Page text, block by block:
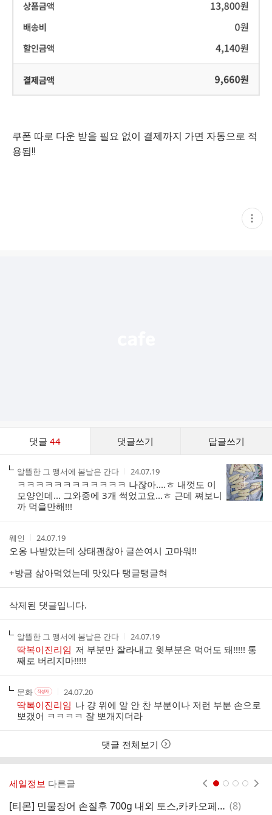
쿠폰 따로 다운 받을 필요 없이 결제까지 가면 자동으로 적
용됨!!
현
재
댓글44 댓글쓰기 답글쓰기
작
성
자
알뜰한 그 맹서에 봄날은 간다
작
성
시
간
24.07.19
ㅋㅋㅋㅋㅋㅋㅋㅋㅋㅋㅋㅋ 나잖아....ㅎ 내껏도 이
모양인데... 그와중에 3개 썩었고요...ㅎ 근데 쪄보니
까 먹을만해!!!
작
성
자
웨인
작
성
시
간
24.07.19
오옹 나받았는데 상태괜찮아 글쓴여시 고마워!!
+방금 삶아먹었는데 맛있다 탱글탱글혀
삭제된 댓글입니다.
작
성
자
알뜰한 그 맹서에 봄날은 간다
작
성
시
24.07.19
딱복이진리임 저 부분만 잘라내고 윗부분은 먹어도 돼!!!!! 통
째로 버리지마!!!!!
작
성
자
문화작
성
자
본
인
작
작
성
시
간
24.07.20
딱복이진리임 나 걍 위에 알 안 찬 부분이나 저런 부분 손으로
뽀갰어 ㅋㅋㅋㅋ 잘 뽀개지더라
댓글 전체보기
세일정보 다른글
[티몬] 민물장어 손질후 700g 내외 토스,카카오페이 22,730원 댓
(8)